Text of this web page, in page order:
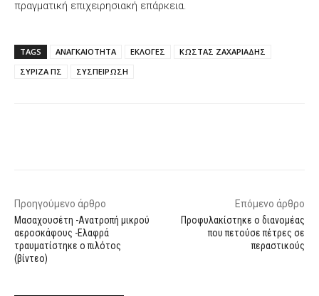
πραγματική επιχειρησιακή επάρκεια.
TAGS ΑΝΑΓΚΑΙΟΤΗΤΑ ΕΚΛΟΓΕΣ
ΚΩΣΤΑΣ ΖΑΧΑΡΙΑΔΗΣ
ΣΥΡΙΖΑ ΠΣ
ΣΥΣΠΕΙΡΩΣΗ
Προηγούμενο άρθρο
Μασαχουσέτη -Ανατροπή μικρού
αεροσκάφους -Ελαφρά
τραυματίστηκε ο πιλότος
(βίντεο)
Επόμενο άρθρο
Προφυλακίστηκε ο διανομέας
που πετούσε πέτρες σε
περαστικούς